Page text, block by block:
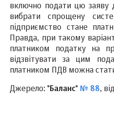
включно подати цю заяву
вибрати спрощену
підприємство стане
Правда, при такому
платником податку на
відзвітувати за цим
платником ПДВ можна
Джерело: "Баланс" № 88,